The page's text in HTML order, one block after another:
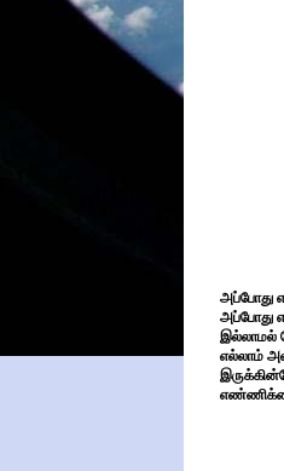
அப்போது
அப்போது
இல்லாமல்
எல்லாம்